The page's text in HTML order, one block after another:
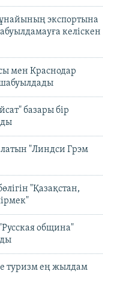
экспортына
келіскен
мен Краснодар
базары бір
"Линдси Грэм
"Қазақстан,
община"
туризм ең жылдам